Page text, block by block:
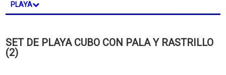
PLAYA
SET DE PLAYA CUBO CON PALA Y RASTRILLO
(2)